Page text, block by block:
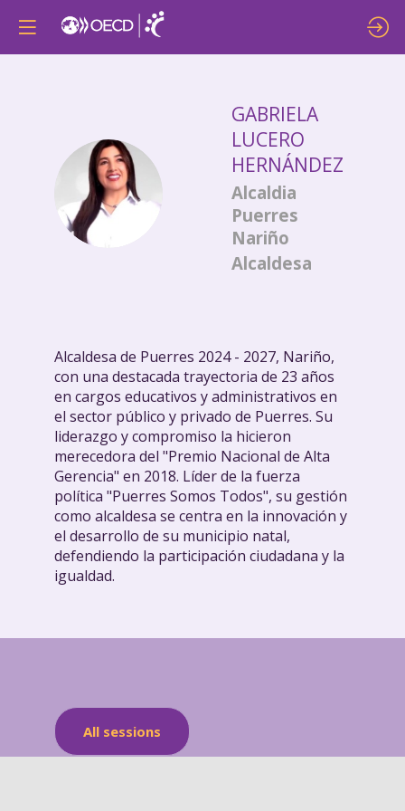
GLH
GABRIELA
LUCERO
HERNÁNDEZ
Alcaldia
Puerres
Nariño
Alcaldesa
Alcaldesa de Puerres 2024 - 2027, Nariño,
con una destacada trayectoria de 23 años
en cargos educativos y administrativos en
el sector público y privado de Puerres. Su
liderazgo y compromiso la hicieron
merecedora del "Premio Nacional de Alta
Gerencia" en 2018. Líder de la fuerza
política "Puerres Somos Todos", su gestión
como alcaldesa se centra en la innovación y
el desarrollo de su municipio natal,
defendiendo la participación ciudadana y la
igualdad.
All sessions